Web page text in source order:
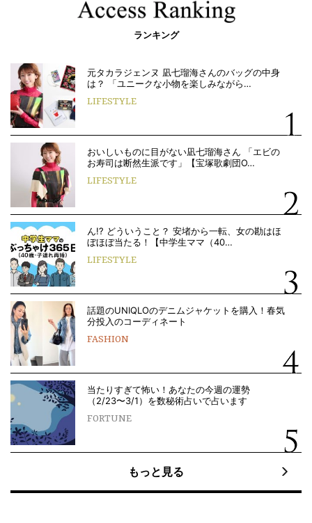
ランキング
元タカラジェンヌ 凪七瑠海さんのバッグの中身
は？ 「ユニークな小物を楽しみながら…
LIFESTYLE
おいしいものに目がない凪七瑠海さん 「エビの
お寿司は断然生派です」【宝塚歌劇団O…
LIFESTYLE
ん!? どういうこと？ 安堵から一転、女の勘はほ
ぼほぼ当たる！【中学生ママ（40…
LIFESTYLE
話題のUNIQLOのデニムジャケットを購入！春気
分投入のコーディネート
FASHION
当たりすぎて怖い！あなたの今週の運勢
（2/23〜3/1）を数秘術占いで占います
FORTUNE
もっと見る